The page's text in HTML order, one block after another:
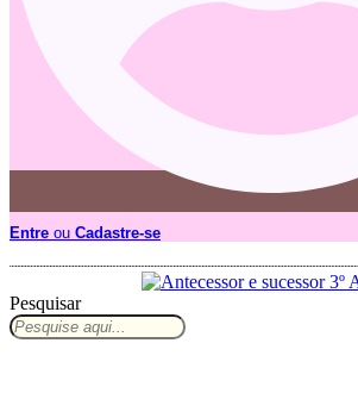
Entre ou Cadastre-se
Pesquisar